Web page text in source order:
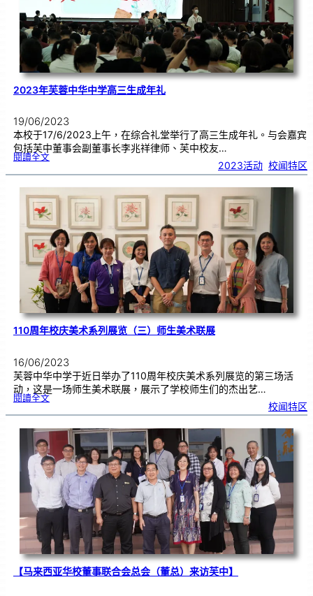
2023年芙蓉中华中学高三生成年礼
19/06/2023
本校于17/6/2023上午，在综合礼堂举行了高三生成年礼。与会嘉宾
包括芙中董事会副董事长李兆祥律师、芙中校友…
閱讀全文:2
3
芙
蓉
中
华
中
学
高
三
生
成
年
礼
2023活动 校闻特区
110周年校庆美术系列展览（三）师生美术联展
16/06/2023
芙蓉中华中学于近日举办了110周年校庆美术系列展览的第三场活
动，这是一场师生美术联展，展示了学校师生们的杰出艺…
閱讀全文:
1
周
校
庆
系
列
展
览
（
三
）
师
联
展
校闻特区
【马来西亚华校董事联合会总会（董总）来访芙中】